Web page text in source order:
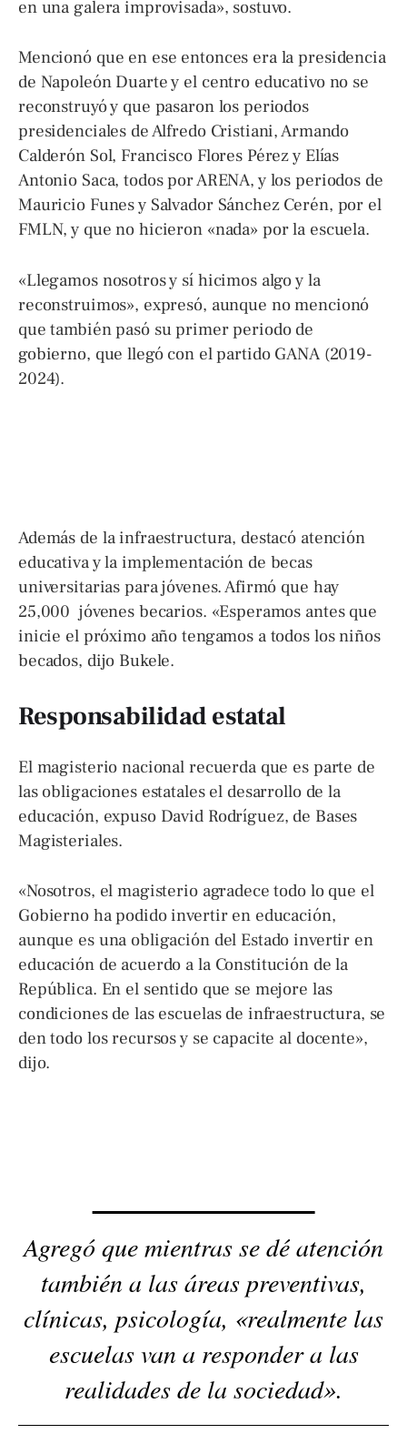
en una galera improvisada», sostuvo.
Mencionó que en ese entonces era la presidencia
de Napoleón Duarte y el centro educativo no se
reconstruyó y que pasaron los periodos
presidenciales de Alfredo Cristiani, Armando
Calderón Sol, Francisco Flores Pérez y Elías
Antonio Saca, todos por ARENA, y los periodos de
Mauricio Funes y Salvador Sánchez Cerén, por el
FMLN, y que no hicieron «nada» por la escuela.
«Llegamos nosotros y sí hicimos algo y la
reconstruimos», expresó, aunque no mencionó
que también pasó su primer periodo de
gobierno, que llegó con el partido GANA (2019-
2024).
Además de la infraestructura, destacó atención
educativa y la implementación de becas
universitarias para jóvenes. Afirmó que hay
25,000 jóvenes becarios. «Esperamos antes que
inicie el próximo año tengamos a todos los niños
becados, dijo Bukele.
Responsabilidad estatal
El magisterio nacional recuerda que es parte de
las obligaciones estatales el desarrollo de la
educación, expuso David Rodríguez, de Bases
Magisteriales.
«Nosotros, el magisterio agradece todo lo que el
Gobierno ha podido invertir en educación,
aunque es una obligación del Estado invertir en
educación de acuerdo a la Constitución de la
República. En el sentido que se mejore las
condiciones de las escuelas de infraestructura, se
den todo los recursos y se capacite al docente»,
dijo.
Agregó que mientras se dé atención
también a las áreas preventivas,
clínicas, psicología, «realmente las
escuelas van a responder a las
realidades de la sociedad».